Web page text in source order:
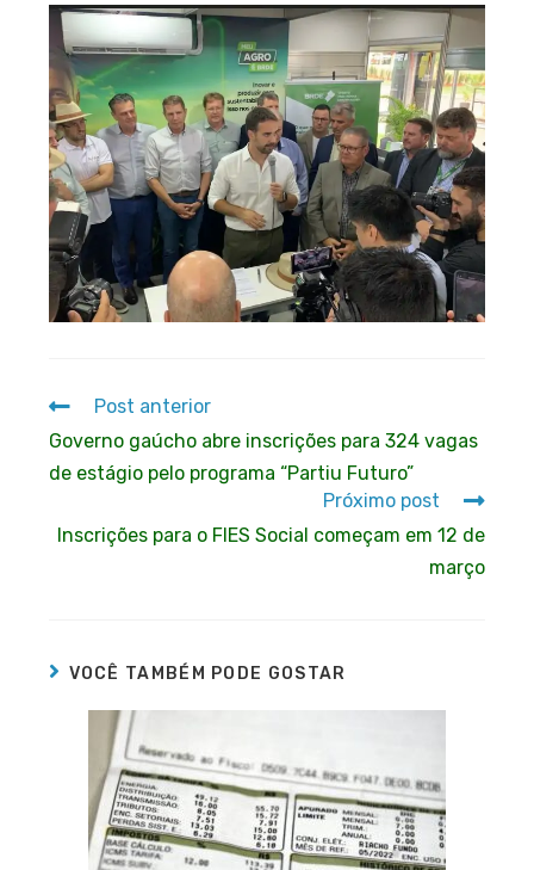
Post anterior
Governo gaúcho abre inscrições para 324 vagas
de estágio pelo programa “Partiu Futuro”
Próximo post
Inscrições para o FIES Social começam em 12 de
março
VOCÊ TAMBÉM PODE GOSTAR